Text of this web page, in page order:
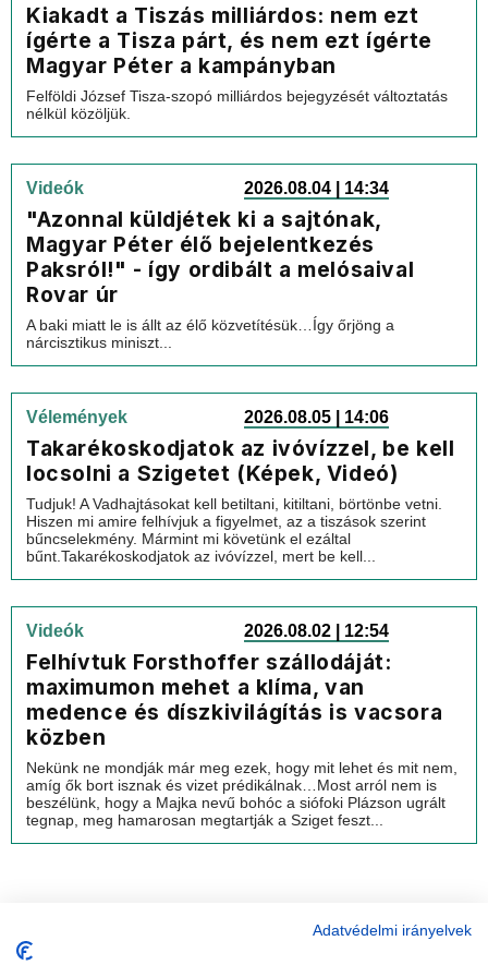
Kiakadt a Tiszás milliárdos: nem ezt
ígérte a Tisza párt, és nem ezt ígérte
Magyar Péter a kampányban
Felföldi József Tisza-szopó milliárdos bejegyzését változtatás
nélkül közöljük.
Videók 2026.08.04 | 14:34
"Azonnal küldjétek ki a sajtónak,
Magyar Péter élő bejelentkezés
Paksról!" - így ordibált a melósaival
Rovar úr
A baki miatt le is állt az élő közvetítésük…Így őrjöng a
nárcisztikus miniszt...
Vélemények 2026.08.05 | 14:06
Takarékoskodjatok az ivóvízzel, be kell
locsolni a Szigetet (Képek, Videó)
Tudjuk! A Vadhajtásokat kell betiltani, kitiltani, börtönbe vetni.
Hiszen mi amire felhívjuk a figyelmet, az a tiszások szerint
bűncselekmény. Mármint mi követünk el ezáltal
bűnt.Takarékoskodjatok az ivóvízzel, mert be kell...
Videók 2026.08.02 | 12:54
Felhívtuk Forsthoffer szállodáját:
maximumon mehet a klíma, van
medence és díszkivilágítás is vacsora
közben
Nekünk ne mondják már meg ezek, hogy mit lehet és mit nem,
amíg ők bort isznak és vizet prédikálnak…Most arról nem is
beszélünk, hogy a Majka nevű bohóc a siófoki Plázson ugrált
tegnap, meg hamarosan megtartják a Sziget feszt...
Adatvédelmi irányelvek